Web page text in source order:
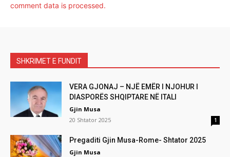
comment data is processed.
SHKRIMET E FUNDIT
VERA GJONAJ – NJË EMËR I NJOHUR I
DIASPORËS SHQIPTARE NË ITALI
Gjin Musa
20 Shtator 2025
1
Pregaditi Gjin Musa-Rome- Shtator 2025
Gjin Musa